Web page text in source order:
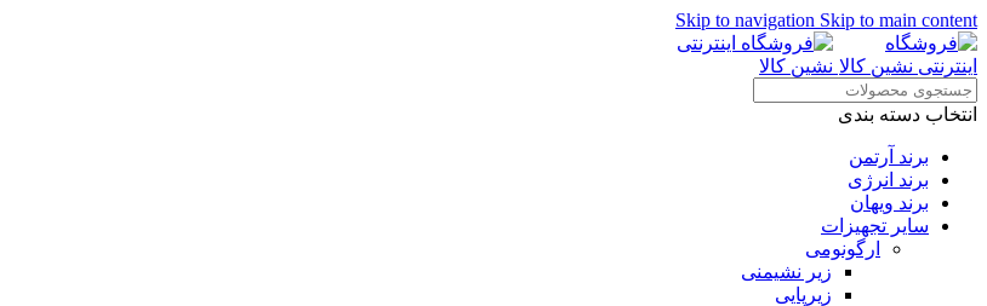
Skip to navigation Skip to main content
انتخاب دسته بندی
برند آرتمن
برند انرژی
برند ویهان
سایر تجهیزات
ارگونومی
زیر نشیمنی
زیرپایی